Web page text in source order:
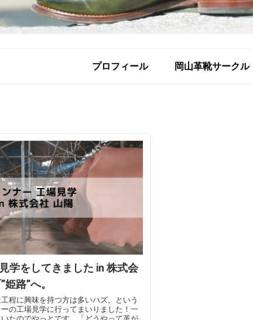
プロフィール 岡山革靴サークル
学をしてきました in 株式会
路”へ。
程に興味を持つ方は多いハズ。という
の工場見学に行ってまいりました！一